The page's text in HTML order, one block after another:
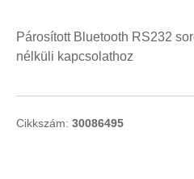
Párosított Bluetooth RS232
nélküli kapcsolathoz
Cikkszám: 30086495